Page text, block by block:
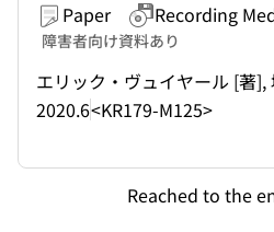
Paper Recording
障害者向け資料あり
エリック・ヴュイヤール [著],
2020.6<KR179-M125>
Reached to the